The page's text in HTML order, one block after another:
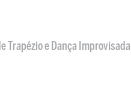
Trapézio e Dança Improvisada